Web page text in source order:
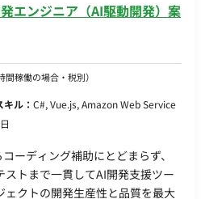
エンジニア（AI駆動開発）案
間稼働の場合・税別）
キル： C#, Vue.js, Amazon Web Service
ーディング補助にとどまらず、
トまで一貫してAI開発支援ツー
クトの開発生産性と品質を最大